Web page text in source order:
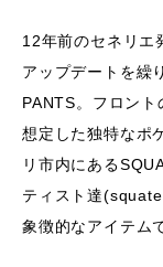
12年前のセネリエ
アップデートを繰
PANTS。フロン
想定した独特なポ
リ市内にある
ティスト達
象徴的なアイテム